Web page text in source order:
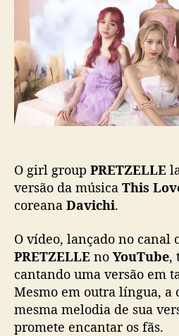
t
u
b
l
i
c
a
ç
ã
O girl group PRETZELLE
versão da música This
coreana Davichi.
O vídeo, lançado no canal
PRETZELLE no YouTube,
cantando uma versão em
Mesmo em outra língua, a
mesma melodia de sua
promete encantar os fãs.